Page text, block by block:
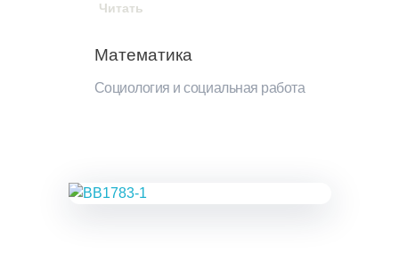
Математика
Социология и социальная работа
Читать